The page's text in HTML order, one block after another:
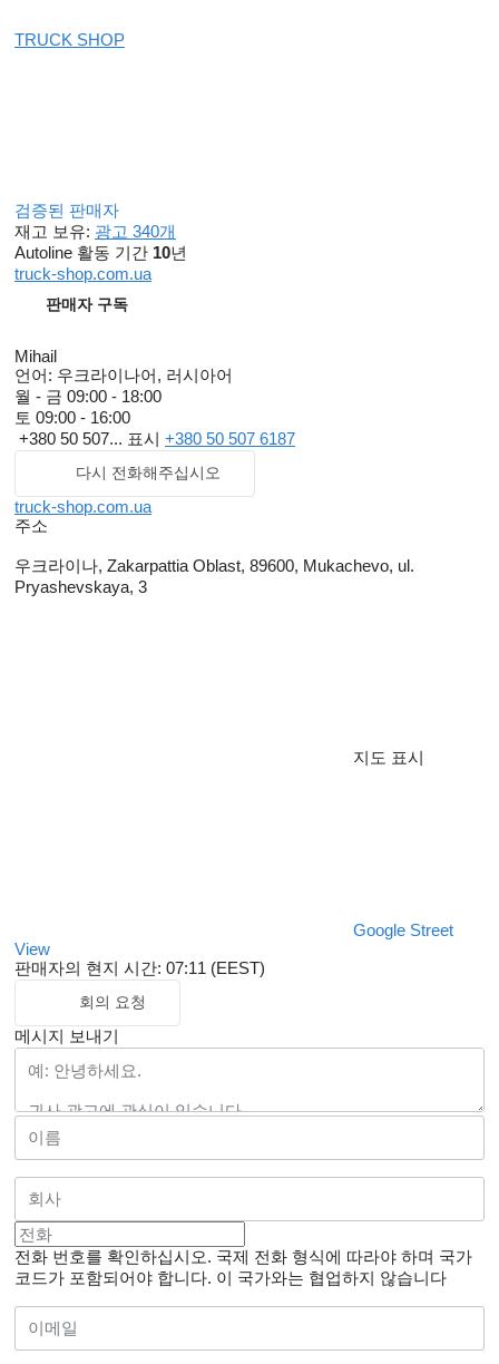
TRUCK SHOP
검증된 판매자
재고 보유: 광고 340개
Autoline 활동 기간 10년
truck-shop.com.ua
판매자 구독
Mihail
언어: 우크라이나어, 러시아어
월 - 금 09:00 - 18:00
토 09:00 - 16:00
+380 50 507... 표시 +380 50 507 6187
다시 전화해주십시오
truck-shop.com.ua
주소
우크라이나, Zakarpattia Oblast, 89600, Mukachevo, ul.
Pryashevskaya, 3
지도 표시
Google Street
View
판매자의 현지 시간: 07:11 (EEST)
회의 요청
메시지 보내기
전화 번호를 확인하십시오. 국제 전화 형식에 따라야 하며 국가
코드가 포함되어야 합니다. 이 국가와는 협업하지 않습니다